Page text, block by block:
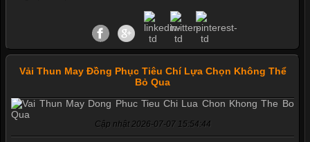
Vải Thun May Đồng Phục Tiêu Chí Lựa Chọn Không Thể
Bỏ Qua
Cập nhật 2026-07-07 15:54:44